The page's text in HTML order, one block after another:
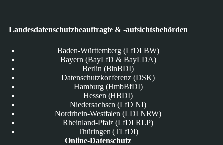
Landesdatenschutzbeauftragte & -aufsichtsbehörden
Baden-Württemberg (LfDI BW)
Bayern (BayLfD & BayLDA)
Berlin (BlnBDI)
Datenschutzkonferenz (DSK)
Hamburg (HmbBfDI)
Hessen (HBDI)
Niedersachsen (LfD NI)
Nordrhein-Westfalen (LDI NRW)
Rheinland-Pfalz (LfDI RLP)
Thüringen (TLfDI)
Online-Datenschutz